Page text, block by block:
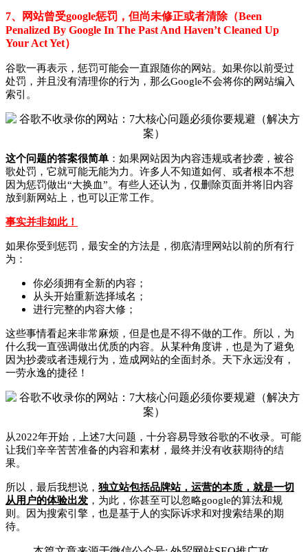
7、网站曾受google惩罚，但尚未修正或者清除（Been
Penalized By Google In The Past And Haven’t Cleaned Up
Your Act Yet）
谷歌一再表示，惩罚可能会一直跟随你的网站。 如果你以前受过
处罚， 并且没有清理你的行为， 那么Google不会将你的网站编入
索引。
这个问题的答案很简单 ：如果网站因为内容违规或者抄袭，被谷
歌处罚，它就可能无能为力。 许多人不知道如何、或者根本不想
因为惩罚做出“大换血”。 有些人还认为，仅删除页面并将旧内容
放到新网站上，也可以正常工作。
事实并非如此！
如果你受到惩罚，最安全的方法是，彻底清理网站以前的所有行
为：
你必须拥有全新的内容；
从头开始重新选择域名；
进行完整的内容大修；
这些事情看起来非常麻烦，但是也是不得不做的工作。所以，为
什么我一直强调做出优质的内容。从某种角度讲，也是为了避免
因为抄袭或者违规行为，造成网站的全面封杀。天下永远没有，
一劳永逸的捷径！
从2022年开始，上述7大问题，十分容易导致谷歌的不收录。可能
让我们辛辛苦苦准备的内容和素材，最终并没有收获期待的结
果。
所以，最后我想说， 独立站包括品牌站，运营的本质，就是一切
从用户的体验出发 ，为此，你甚至可以忽略google的算法和规
则。因为搜索引擎，也是基于人的实际诉求和对搜索结果的期
待。